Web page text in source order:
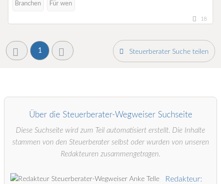
Branchen Für wen
18
1 Steuerberater Suche teilen
Über die Steuerberater-Wegweiser Suchseite
Diese Suchseite wird zum Teil automatisiert erstellt. Die Inhalte
stammen von den Steuerberater selbst oder wurden von unseren
Redakteuren zusammengetragen.
Redakteur: